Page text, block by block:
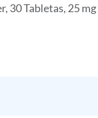
30 Tabletas, 25 mg